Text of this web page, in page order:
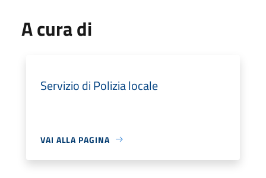
A cura di
Servizio di Polizia locale
VAI ALLA PAGINA